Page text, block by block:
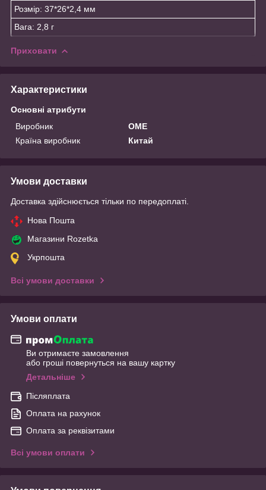
Розмір: 37*26*2,4 мм
Вага: 2,8 г
Приховати
Характеристики
Основні атрибути
Виробник
OME
Країна виробник
Китай
Умови доставки
Доставка здійснюється тільки по передоплаті.
Нова Пошта
Магазини Rozetka
Укрпошта
Всі умови доставки
Умови оплати
Ви отримаєте замовлення
або гроші повернуться на вашу картку
Детальніше
Післяплата
Оплата на рахунок
Оплата за реквізитами
Всі умови оплати